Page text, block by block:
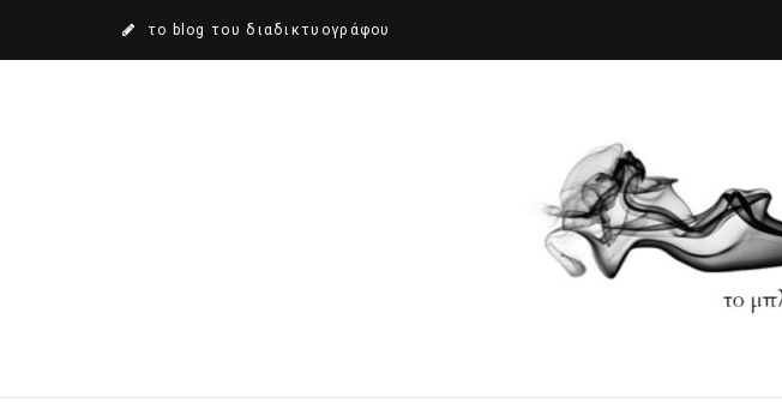
το blog του διαδικτυογράφου